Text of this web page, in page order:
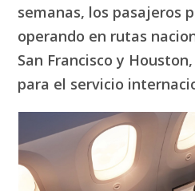
semanas, los pasajeros
operando en rutas
San Francisco y
para el servicio